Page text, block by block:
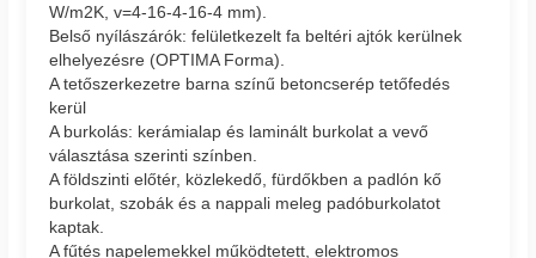
W/m2K, v=4-16-4-16-4 mm).
Belső nyílászárók: felületkezelt fa beltéri ajtók kerülnek
elhelyezésre (OPTIMA Forma).
A tetőszerkezetre barna színű betoncserép tetőfedés
kerül
A burkolás: kerámialap és laminált burkolat a vevő
választása szerinti színben.
A földszinti előtér, közlekedő, fürdőkben a padlón kő
burkolat, szobák és a nappali meleg padóburkolatot
kaptak.
A fűtés napelemekkel működtetett, elektromos